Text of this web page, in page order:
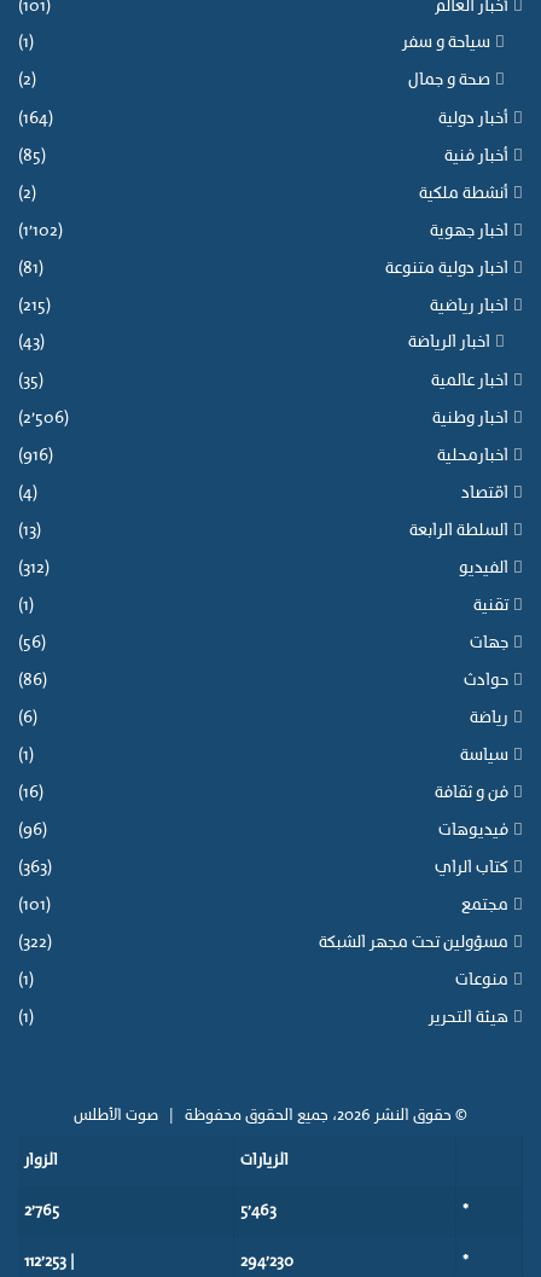
أخبار العالم (101)
سياحة و سفر (1)
صحة و جمال (2)
أخبار دولية (164)
أخبار فنية (85)
أنشطة ملكية (2)
اخبار جهوية (1٬102)
اخبار دولية متنوعة (81)
اخبار رياضية (215)
اخبار الرياضة (43)
اخبار عالمية (35)
اخبار وطنية (2٬506)
اخبارمحلية (916)
اقتصاد (4)
السلطة الرابعة (13)
الفيديو (312)
تقنية (1)
جهات (56)
حوادث (86)
رياضة (6)
سياسة (1)
فن و ثقافة (16)
فيديوهات (96)
كتاب الراي (363)
مجتمع (101)
مسؤولين تحت مجهر الشبكة (322)
منوعات (1)
هيئة التحرير (1)
© حقوق النشر 2026، جميع الحقوق محفوظة | صوت الأطلس
الزيارات الزوار
* 5٬463 2٬765
* 294٬230